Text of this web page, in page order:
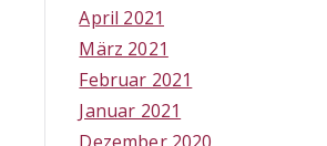
April 2021
März 2021
Februar 2021
Januar 2021